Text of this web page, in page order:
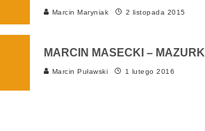
Marcin Maryniak 2 listopada 2015
MARCIN MASECKI – MAZURKI
Marcin Puławski 1 lutego 2016